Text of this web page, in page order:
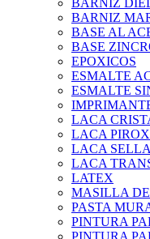
BARNIZ
BARNIZ
BASE AL
BASE
EPOXICOS
ESMALTE
ESMALTE
LACA
LACA
LACA
LACA
LATEX
MASILLA
PASTA
PINTURA